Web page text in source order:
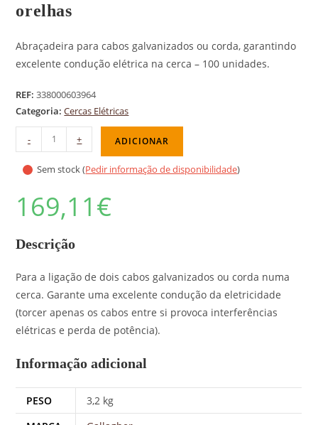
orelhas
Abraçadeira para cabos galvanizados ou corda, garantindo
excelente condução elétrica na cerca – 100 unidades.
REF:338000603964
Categoria:Cercas Elétricas
- + ADICIONAR
Sem stock (Pedir informação de disponibilidade)
169,11€
Descrição
Para a ligação de dois cabos galvanizados ou corda numa
cerca. Garante uma excelente condução da eletricidade
(torcer apenas os cabos entre si provoca interferências
elétricas e perda de potência).
Informação adicional
PESO
3,2 kg